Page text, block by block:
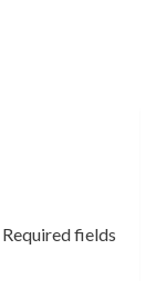
Required fields